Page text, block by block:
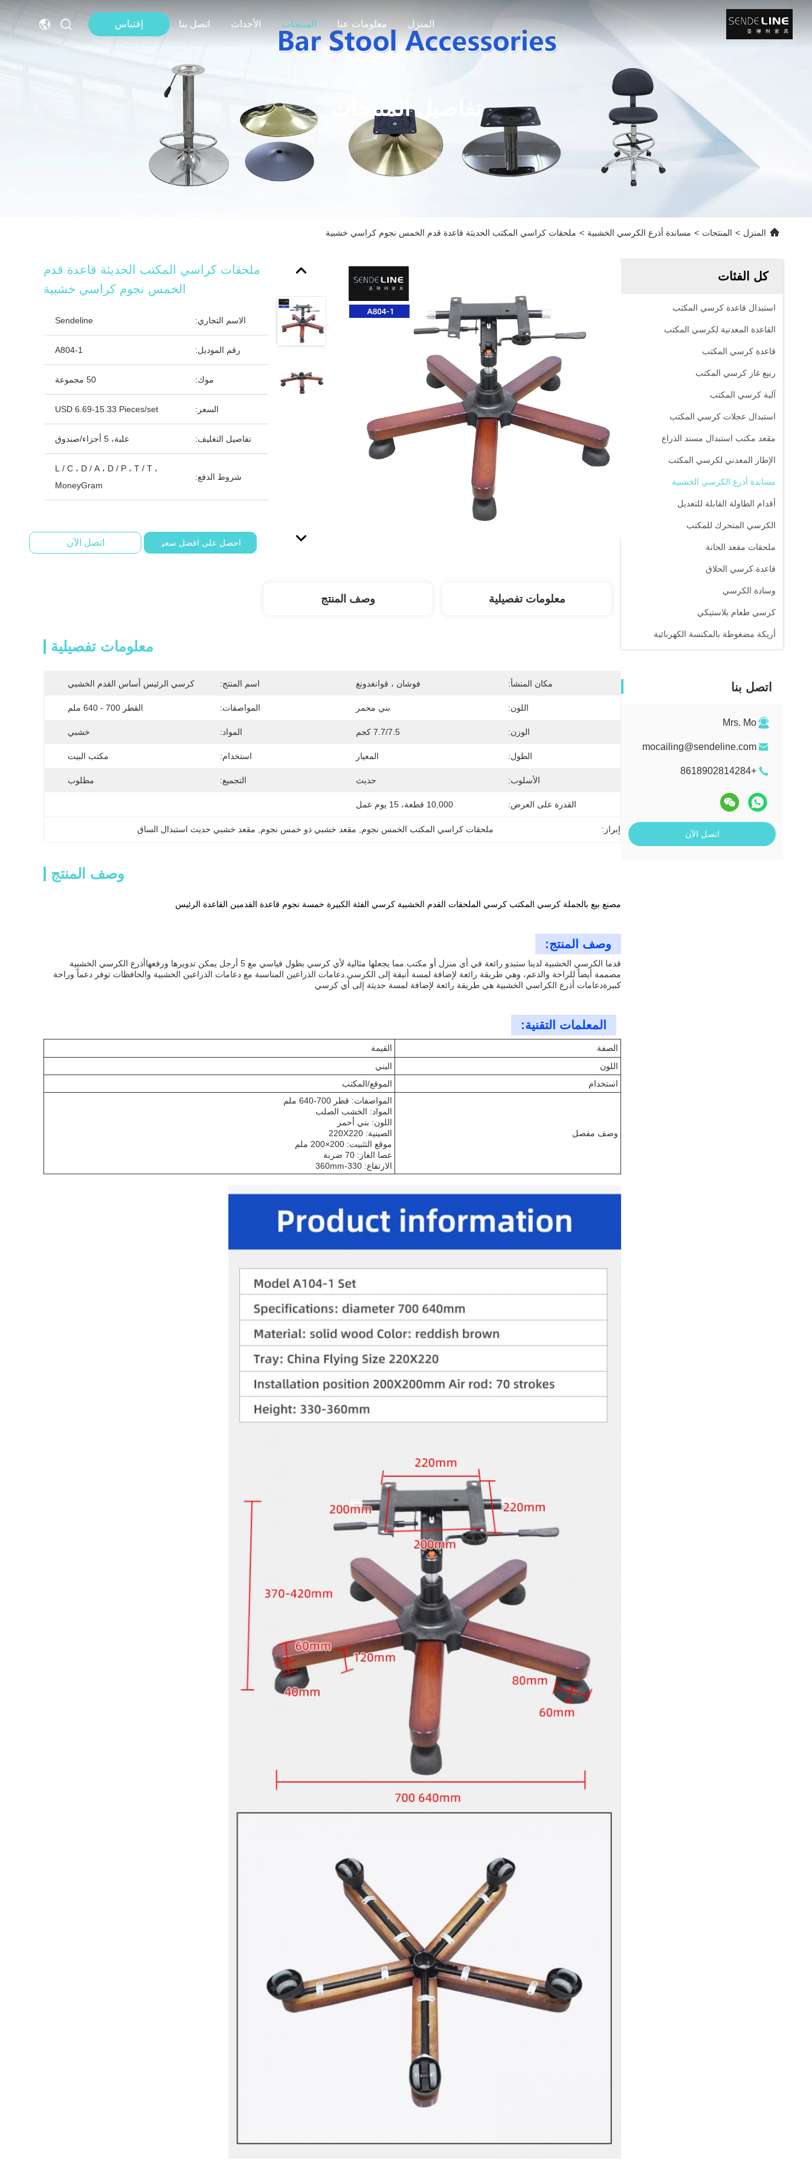
المنزل معلومات عنا المنتجات الأحداث اتصل بنا إقتباس
تفاصيل المنتجات
المنزل > المنتجات > مساندة أذرع الكرسي الخشبية > ملحقات كراسي المكتب الحديثة قاعدة قدم الخمس نجوم كراسي خشبية
كل الفئات
استبدال قاعدة كرسي المكتب
القاعدة المعدنية لكرسي المكتب
قاعدة كرسي المكتب
ربيع غاز كرسي المكتب
آلية كرسي المكتب
استبدال عجلات كرسي المكتب
مقعد مكتب استبدال مسند الذراع
الإطار المعدني لكرسي المكتب
مساندة أذرع الكرسي الخشبية
أقدام الطاولة القابلة للتعديل
الكرسي المتحرك للمكتب
ملحقات مقعد الحانة
قاعدة كرسي الحلاق
وسادة الكرسي
كرسي طعام بلاستيكي
أريكة مضغوطة بالمكنسة الكهربائية
اتصل بنا
Mrs. Mo
mocailing@sendeline.com
+8618902814284
اتصل الآن
ملحقات كراسي المكتب الحديثة قاعدة قدم
الخمس نجوم كراسي خشبية
الاسم التجاري: Sendeline
رقم الموديل: A804-1
موك: 50 مجموعة
السعر: USD 6.69-15.33 Pieces/set
تفاصيل التغليف: علبة، 5 أجزاء/صندوق
شروط الدفع:
L / C ، D / A ، D / P ، T / T ،
MoneyGram
احصل على افضل سعر اتصل الآن
معلومات تفصيلية وصف المنتج
معلومات تفصيلية
مكان المنشأ: فوشان ، قوانغدونغ اسم المنتج: كرسي الرئيس أساس القدم الخشبي
اللون: بني محمر المواصفات: القطر 700 - 640 ملم
الوزن: 7.7/7.5 كجم المواد: خشبي
الطول: المعيار استخدام: مكتب البيت
الأسلوب: حديث التجميع: مطلوب
القدرة على العرض: 10,000 قطعة، 15 يوم عمل
إبراز: ملحقات كراسي المكتب الخمس نجوم مقعد خشبي ذو خمس نجوم مقعد خشبي حديث استبدال الساق
وصف المنتج
مصنع بيع بالجملة كرسي المكتب كرسي الملحقات القدم الخشبية كرسي الفئة الكبيرة خمسة نجوم قاعدة القدمين القاعدة الرئيس
وصف المنتج:
قدما الكرسي الخشبية لدينا ستبدو رائعة في أي منزل أو مكتب.مما يجعلها مثالية لأي كرسي بطول قياسي مع 5 أرجل يمكن تدويرها ورفعهاأذرع الكرسي الخشبية
مصممة أيضاً للراحة والدعم، وهي طريقة رائعة لإضافة لمسة أنيقة إلى الكرسي.دعامات الذراعين المناسبة مع دعامات الذراعين الخشبية والحافظات توفر دعماً وراحة
كبيرةدعامات أذرع الكراسي الخشبية هي طريقة رائعة لإضافة لمسة حديثة إلى أي كرسي
المعلمات التقنية:
الصفة
القيمة
اللون
البني
استخدام
الموقع/المكتب
وصف مفصل
المواصفات: قطر 700-640 ملم
المواد: الخشب الصلب
اللون: بني أحمر
الصينية: 220X220
موقع التثبيت: 200×200 ملم
عصا الغاز: 70 ضربة
الارتفاع: 330-360mm